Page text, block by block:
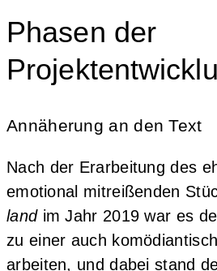
Phasen der
Annäherung an den Text
Nach der Erar­bei­tung des
emo­tio­nal mit­rei­ßen­den
landim Jahr 2019 war es
zu einer auch
arbei­ten, und dabei stand